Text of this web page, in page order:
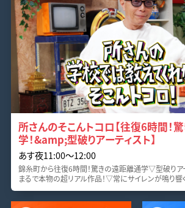
所さんのそこんトコロ【往復6時間！
学！&amp;型破りアーティスト】
あす夜11:00〜12:00
錦糸町から往復6時間！驚きの遠距離通学▽型破りア
まるで本物の超リアル作品！▽常にサイレンが鳴り